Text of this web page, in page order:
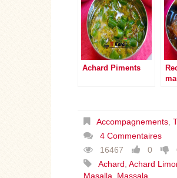
Achard Piments
Accompagnements,
4 Commentaires
16467
0
Achard, Achard
Masalla, Massala